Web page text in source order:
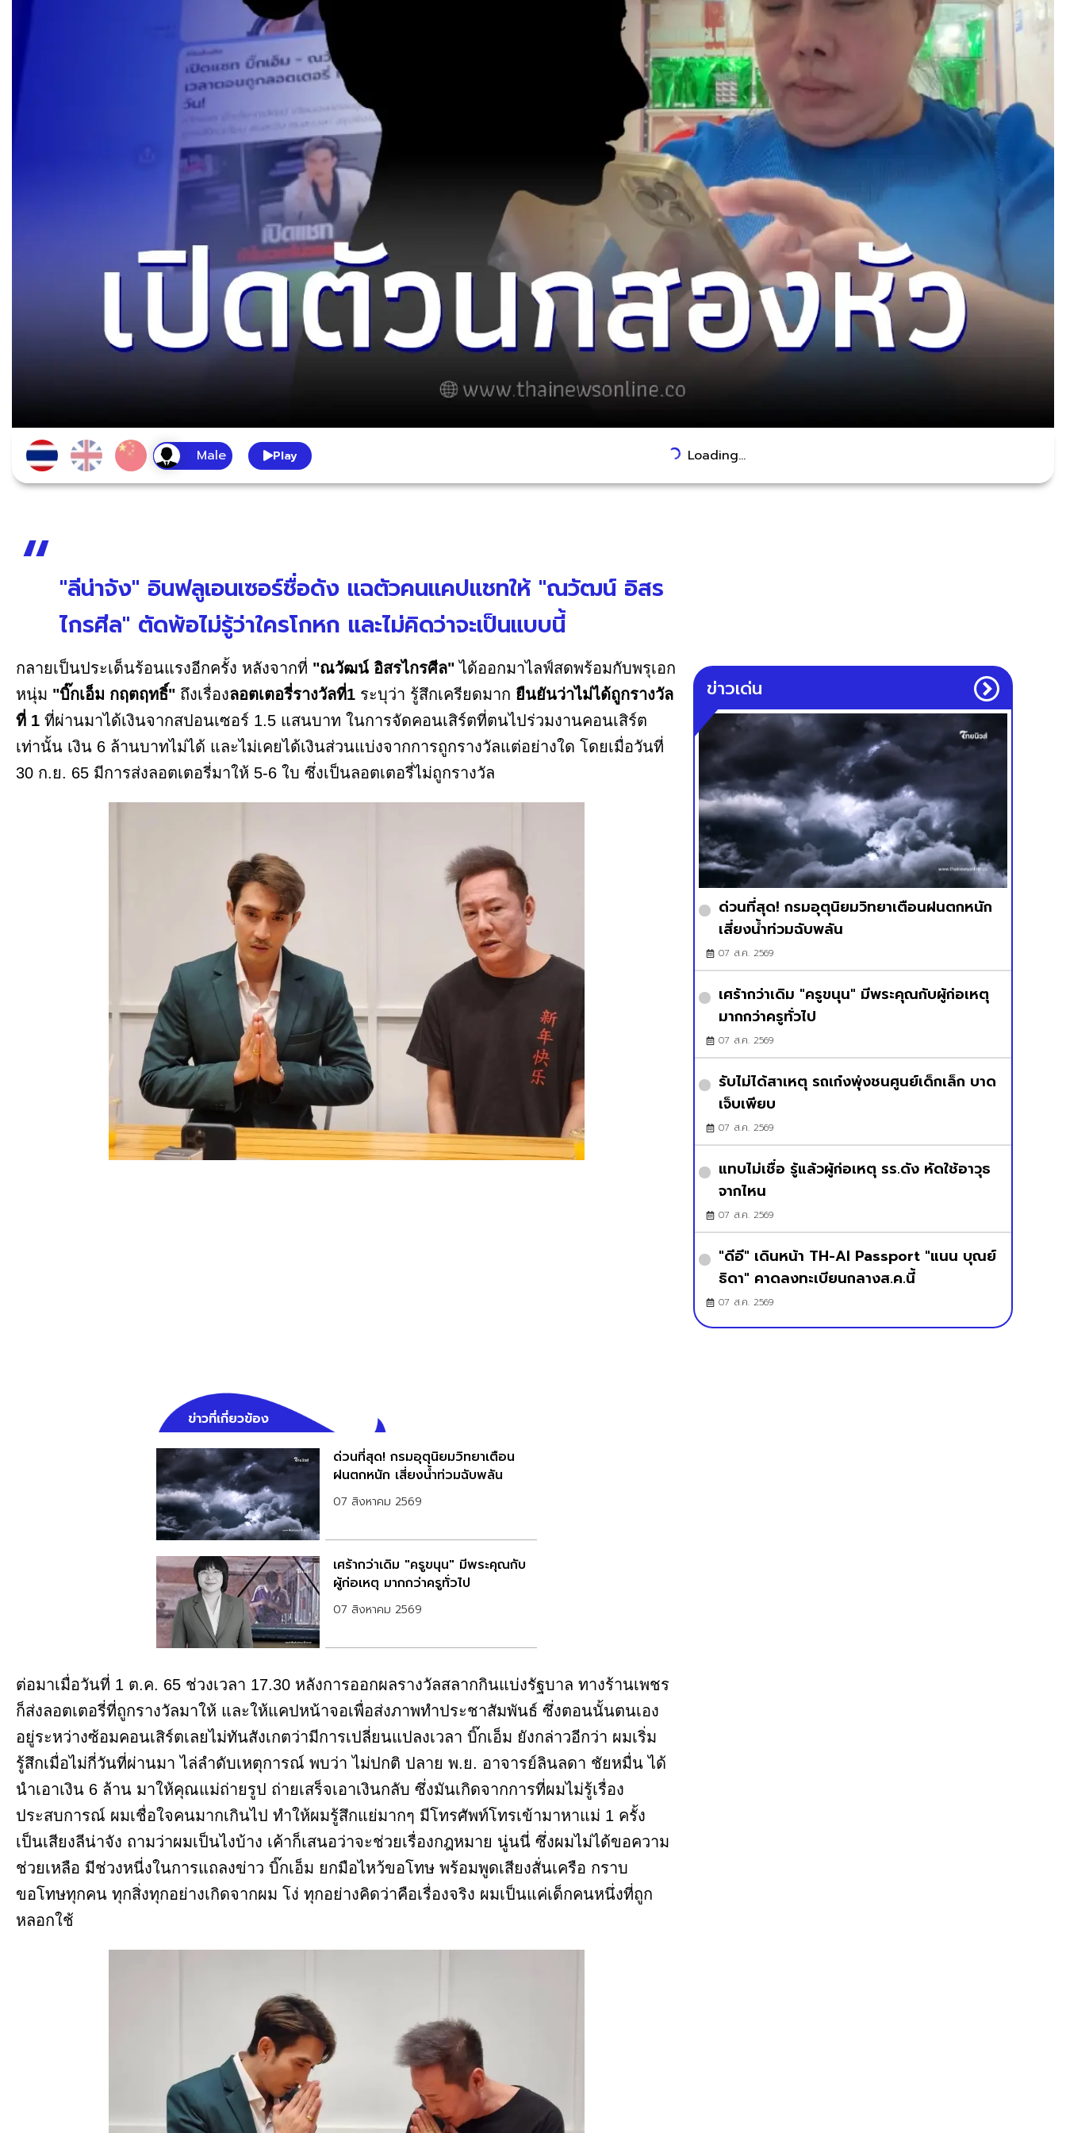
Play Loading...
"ลีน่าจัง" อินฟลูเอนเซอร์ชื่อดัง แฉตัวคนแคปแชทให้ "ณวัฒน์ อิสร
ไกรศีล" ตัดพ้อไม่รู้ว่าใครโกหก และไม่คิดว่าจะเป็นแบบนี้
กลายเป็นประเด็นร้อนแรงอีกครั้ง หลังจากที่ "ณวัฒน์ อิสรไกรศีล" ได้ออกมาไลฟ์สดพร้อมกับพรุเอก
หนุ่ม "บิ๊กเอ็ม กฤตฤทธิ์" ถึงเรื่องลอตเตอรี่รางวัลที่1 ระบุว่า รู้สึกเครียดมาก ยืนยันว่าไม่ได้ถูกรางวัล
ที่ 1 ที่ผ่านมาได้เงินจากสปอนเซอร์ 1.5 แสนบาท ในการจัดคอนเสิร์ตที่ตนไปร่วมงานคอนเสิร์ต
เท่านั้น เงิน 6 ล้านบาทไม่ได้ และไม่เคยได้เงินส่วนแบ่งจากการถูกรางวัลแต่อย่างใด โดยเมื่อวันที่
30 ก.ย. 65 มีการส่งลอตเตอรี่มาให้ 5-6 ใบ ซึ่งเป็นลอตเตอรี่ไม่ถูกรางวัล
ข่าวที่เกี่ยวข้อง
ด่วนที่สุด! กรมอุตุนิยมวิทยาเตือน
ฝนตกหนัก เสี่ยงน้ำท่วมฉับพลัน
07 สิงหาคม 2569
เศร้ากว่าเดิม "ครูขนุน" มีพระคุณกับ
ผู้ก่อเหตุ มากกว่าครูทั่วไป
07 สิงหาคม 2569
ต่อมาเมื่อวันที่ 1 ต.ค. 65 ช่วงเวลา 17.30 หลังการออกผลรางวัลสลากกินแบ่งรัฐบาล ทางร้านเพชร
ก็ส่งลอตเตอรี่ที่ถูกรางวัลมาให้ และให้แคปหน้าจอเพื่อส่งภาพทำประชาสัมพันธ์ ซึ่งตอนนั้นตนเอง
อยู่ระหว่างซ้อมคอนเสิร์ตเลยไม่ทันสังเกตว่ามีการเปลี่ยนแปลงเวลา บิ๊กเอ็ม ยังกล่าวอีกว่า ผมเริ่ม
รู้สึกเมื่อไม่กี่วันที่ผ่านมา ไล่ลำดับเหตุการณ์ พบว่า ไม่ปกติ ปลาย พ.ย. อาจารย์ลินลดา ชัยหมื่น ได้
นำเอาเงิน 6 ล้าน มาให้คุณแม่ถ่ายรูป ถ่ายเสร็จเอาเงินกลับ ซึ่งมันเกิดจากการที่ผมไม่รู้เรื่อง
ประสบการณ์ ผมเชื่อใจคนมากเกินไป ทำให้ผมรู้สึกแย่มากๆ มีโทรศัพท์โทรเข้ามาหาแม่ 1 ครั้ง
เป็นเสียงลีน่าจัง ถามว่าผมเป็นไงบ้าง เค้าก็เสนอว่าจะช่วยเรื่องกฎหมาย นู่นนี่ ซึ่งผมไม่ได้ขอความ
ช่วยเหลือ มีช่วงหนี่งในการแถลงข่าว บิ๊กเอ็ม ยกมือไหว้ขอโทษ พร้อมพูดเสียงสั่นเครือ กราบ
ขอโทษทุกคน ทุกสิ่งทุกอย่างเกิดจากผม โง่ ทุกอย่างคิดว่าคือเรื่องจริง ผมเป็นแค่เด็กคนหนึ่งที่ถูก
หลอกใช้
ข่าวเด่น
ด่วนที่สุด! กรมอุตุนิยมวิทยาเตือนฝนตกหนัก
เสี่ยงน้ำท่วมฉับพลัน
07 ส.ค. 2569
เศร้ากว่าเดิม "ครูขนุน" มีพระคุณกับผู้ก่อเหตุ
มากกว่าครูทั่วไป
07 ส.ค. 2569
รับไม่ได้สาเหตุ รถเก๋งพุ่งชนศูนย์เด็กเล็ก บาด
เจ็บเพียบ
07 ส.ค. 2569
แทบไม่เชื่อ รู้แล้วผู้ก่อเหตุ รร.ดัง หัดใช้อาวุธ
จากไหน
07 ส.ค. 2569
"ดีอี" เดินหน้า TH-AI Passport "แนน บุณย์
ธิดา" คาดลงทะเบียนกลางส.ค.นี้
07 ส.ค. 2569